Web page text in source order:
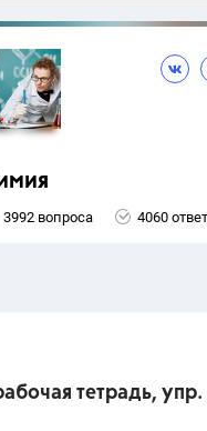
3992 вопроса 4060
тетрадь, упр.